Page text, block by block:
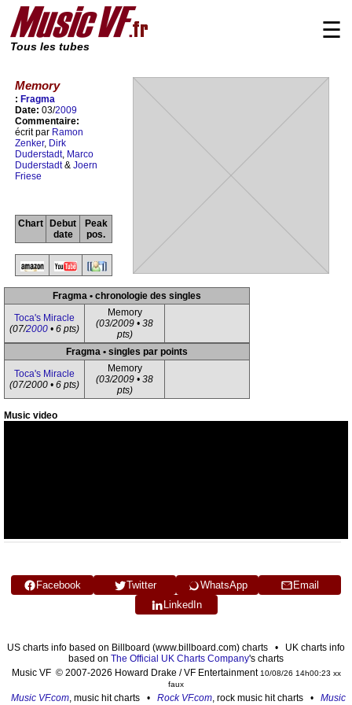
Tous les tubes
☰
Memory
: Fragma
Date: 03/2009
Commentaire:
écrit par Ramon
Zenker, Dirk
Duderstadt, Marco
Duderstadt& Joern
Friese
Chart
Debut
date
Peak
pos.
Fragma • chronologie des singles
Toca's Miracle
(07/2000 • 6 pts)
Memory
(03/2009 • 38
pts)
Fragma • singles par points
Toca's Miracle
(07/2000 • 6 pts)
Memory
(03/2009 • 38
pts)
Music video
Facebook Twitter WhatsApp
Email
LinkedIn
US charts info based on Billboard (www.billboard.com) charts • UK charts info
based on The Official UK Charts Company's charts
Music VF © 2007-2026 Howard Drake / VF Entertainment 10/08/26 14h00:23 xx
faux
Music VF.com, music hit charts • Rock VF.com, rock music hit charts • Music